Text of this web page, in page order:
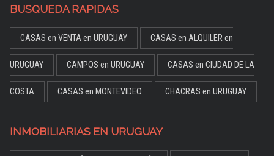
BUSQUEDA RAPIDAS
CASAS en VENTA en URUGUAY CASAS en ALQUILER en
URUGUAY CAMPOS en URUGUAY CASAS en CIUDAD DE LA
COSTA CASAS en MONTEVIDEO CHACRAS en URUGUAY
INMOBILIARIAS EN URUGUAY